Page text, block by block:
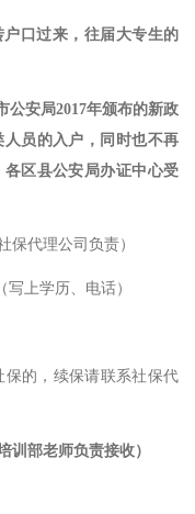
口过来，往届大专生的
公安局2017年颁布的新政
员的入户，同时也不再
区县公安局办证中心受
保代理公司负责）
上学历、电话）
保的，续保请联系社保代
训部老师负责接收）